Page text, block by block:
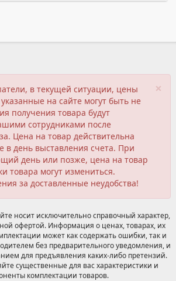
×
в текущей ситуации, цены
на сайте могут быть не
получения товара будут
сотрудниками после
Цена на товар действительна
в день выставления счета. При
день или позже, цена на товар
товара могут измениться.
за доставленные неудобства!
носит исключительно справочный характер,
офертой. Информация о ценах, товарах, их
может как содержать ошибки, так и
без предварительного уведомления, и
для предъявления каких-либо претензий.
существенные для вас характеристики и
комплектации товаров.